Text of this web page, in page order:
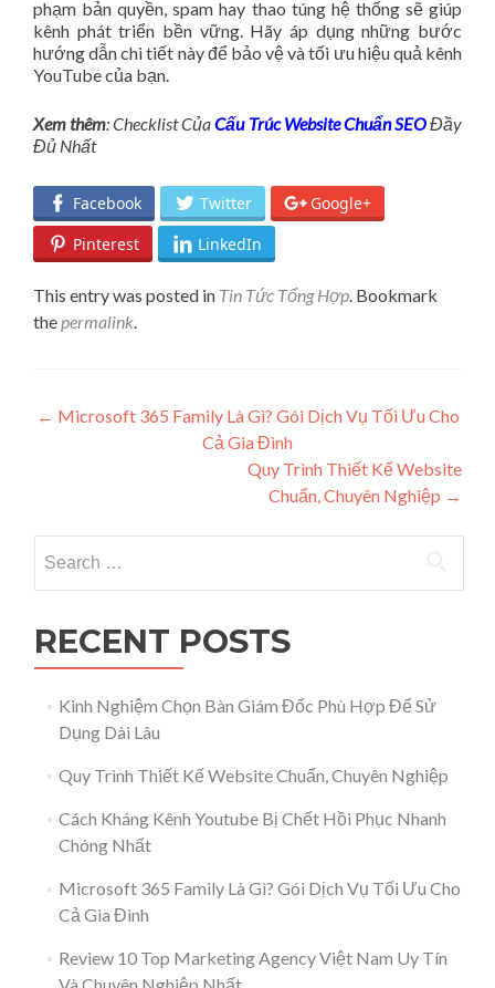
phạm bản quyền, spam hay thao túng hệ thống sẽ giúp
kênh phát triển bền vững. Hãy áp dụng những bước
hướng dẫn chi tiết này để bảo vệ và tối ưu hiệu quả kênh
YouTube của bạn.
Xem thêm: Checklist CủaCấu Trúc Website Chuẩn SEOĐầy
Đủ Nhất
Facebook Twitter
Google+
Pinterest
LinkedIn
This entry was posted in Tin Tức Tổng Hợp. Bookmark
thepermalink.
Post navigation
← Microsoft 365 Family Là Gì? Gói Dịch Vụ Tối Ưu Cho
Cả Gia Đình
Quy Trình Thiết Kế Website
Chuẩn, Chuyên Nghiệp →
RECENT POSTS
Kinh Nghiệm Chọn Bàn Giám Đốc Phù Hợp Để Sử
Dụng Dài Lâu
Quy Trình Thiết Kế Website Chuẩn, Chuyên Nghiệp
Cách Kháng Kênh Youtube Bị Chết Hồi Phục Nhanh
Chóng Nhất
Microsoft 365 Family Là Gì? Gói Dịch Vụ Tối Ưu Cho
Cả Gia Đình
Review 10 Top Marketing Agency Việt Nam Uy Tín